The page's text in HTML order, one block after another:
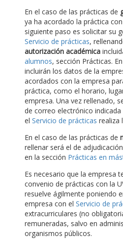
En el caso de las prácticas de
ya ha acordado la práctica
siguiente paso es solicitar su
Servicio de prácticas,
autorización académica
alumnos, sección Prácticas.
incluirán los datos de la
acordados con la empresa
práctica, como el horario,
empresa. Una vez rellenado,
de correo electrónico
el Servicio de prácticas realiza
En el caso de las prácticas de
rellenar será el de
en la sección Prácticas en
Es necesario que la empresa
convenio de prácticas con la
resuelve ágilmente poniendo
empresa con el Servicio de
extracurriculares (no
remuneradas, salvo en
organismos públicos.